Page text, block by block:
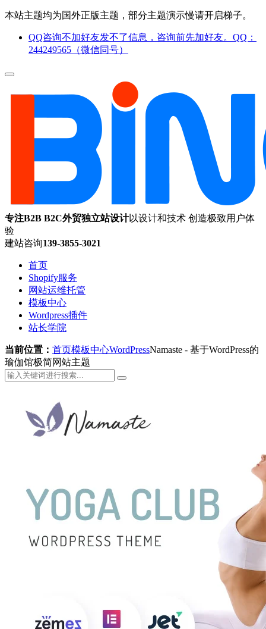
本站主题均为国外正版主题，部分主题演示慢请开启梯子。
QQ咨询不加好友发不了信息，咨询前先加好友。QQ：
244249565（微信同号）
专注B2B B2C外贸独立站设计以设计和技术 创造极致用户体
验
建站咨询139-3855-3021
首页
Shopify服务
网站运维托管
模板中心
Wordpress插件
站长学院
当前位置： 首页模板中心WordPressNamaste - 基于WordPress的
瑜伽馆极简网站主题